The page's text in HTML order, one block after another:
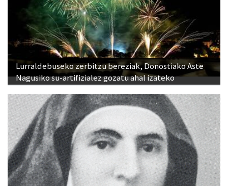
Lurraldebuseko zerbitzu bereziak, Donostiako Aste
Nagusiko su-artifizialez gozatu ahal izateko